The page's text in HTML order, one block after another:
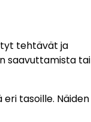
tehtävät ja
saavuttamista tai
tasoille. Näiden